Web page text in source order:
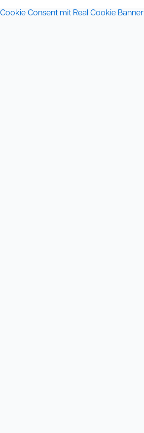
Cookie Consent mit Real Cookie Banner